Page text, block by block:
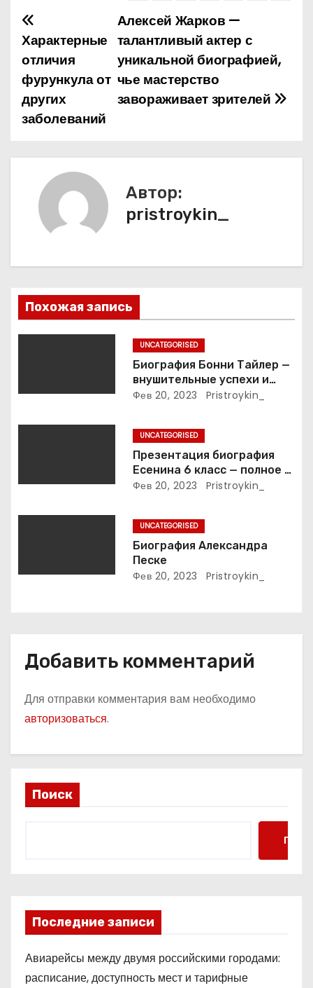
Н
а
в
и
я
п
о
Алексей Жарков —
талантливый актер с
уникальной биографией,
чье мастерство
завораживает зрителей
Характерные
отличия
фурункула от
других
заболеваний
Автор:
pristroykin_
Похожая запись
UNCATEGORISED
Биография Бонни Тайлер —
внушительные успехи и
интимные подробности
Фев 20, 2023 Pristroykin_
UNCATEGORISED
Презентация биография
Есенина 6 класс — полное и
подробное описание жизни
Фев 20, 2023 Pristroykin_
UNCATEGORISED
Биография Александра
Песке
Фев 20, 2023 Pristroykin_
Добавить комментарий
Для отправки комментария вам необходимо
авторизоваться.
Поиск
Поиск
Последние записи
Авиарейсы между двумя российскими городами:
расписание, доступность мест и тарифные